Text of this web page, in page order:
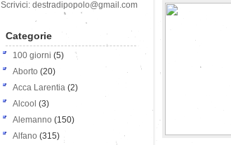
Scrivici: destradipopolo@gmail.com
Categorie
100 giorni (5)
Aborto (20)
Acca Larentia (2)
Alcool (3)
Alemanno (150)
Alfano (315)